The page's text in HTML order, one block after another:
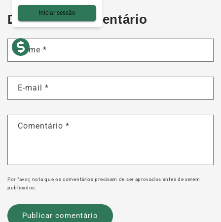
Deixar um comentário
Nome *
E-mail *
Comentário *
Por favor, nota que os comentários precisam de ser aprovados antes de serem
publicados.
Iniciar sessão